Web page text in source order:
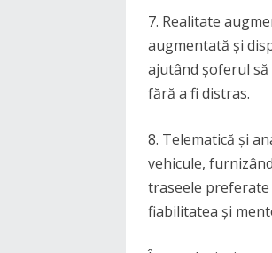
7. Realitate
augmentată și
ajutând șoferul
fără a fi distras.
8. Telematică și
vehicule,
traseele
fiabilitatea și